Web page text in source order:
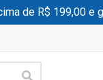
de R$ 199,00 e